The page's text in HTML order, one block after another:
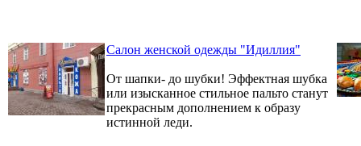
Салон женской одежды "Идиллия"
От шапки- до шубки! Эффектная шубка
или изысканное стильное пальто станут
прекрасным дополнением к образу
истинной леди.